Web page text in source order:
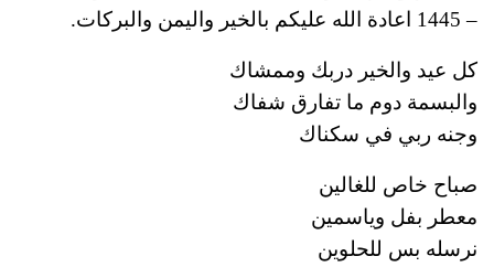
– 1445 اعادة الله عليكم بالخير واليمن والبركات.
كل عيد والخير دربك وممشاك
والبسمة دوم ما تفارق شفاك
وجنه ربي في سكناك
صباح خاص للغالين
معطر بفل وياسمين
نرسله بس للحلوين